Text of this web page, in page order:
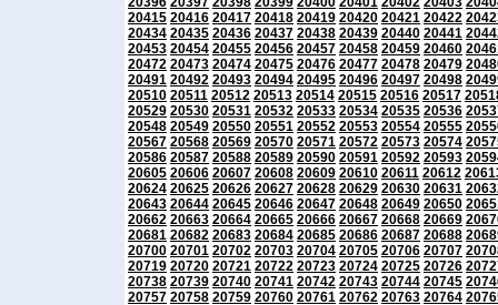
20415 20416 20417 20418 20419 20420 20421 20422
20434 20435 20436 20437 20438 20439 20440 20441
20453 20454 20455 20456 20457 20458 20459 20460
20472 20473 20474 20475 20476 20477 20478 20479
20491 20492 20493 20494 20495 20496 20497 20498
20510 20511 20512 20513 20514 20515 20516 20517
20529 20530 20531 20532 20533 20534 20535 20536
20548 20549 20550 20551 20552 20553 20554 20555
20567 20568 20569 20570 20571 20572 20573 20574
20586 20587 20588 20589 20590 20591 20592 20593
20605 20606 20607 20608 20609 20610 20611 20612
20624 20625 20626 20627 20628 20629 20630 20631
20643 20644 20645 20646 20647 20648 20649 20650
20662 20663 20664 20665 20666 20667 20668 20669
20681 20682 20683 20684 20685 20686 20687 20688
20700 20701 20702 20703 20704 20705 20706 20707
20719 20720 20721 20722 20723 20724 20725 20726
20738 20739 20740 20741 20742 20743 20744 20745
20757 20758 20759 20760 20761 20762 20763 20764